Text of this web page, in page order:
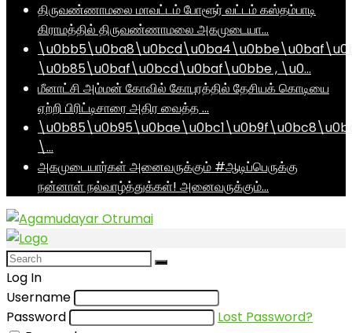
திருவண்ணாமலை மாவட்டம் போளூர் வட்டம் கஸ்தம்பாடி
கிராமத்தில் திருவண்ணாமலை அகமுடையா…
\u0b85\u0baf\u0bcd\u0baf\u0bbe , \u0…
மீனாட்சி அம்மன் கோவில் கோபுரத்தில் தேசியக் கொடியை
ஏற்றி பிரிட்டிசாரை அதிர வைத்த …
\…
அகமுடையார்கள் அனைவருக்கும் #ஆடிப்பெருக்கு
நன்னாள் நல்வாழ்த்துக்கள்! அனைவருக்கும்…
Log In
Username
Password
Lost Password?